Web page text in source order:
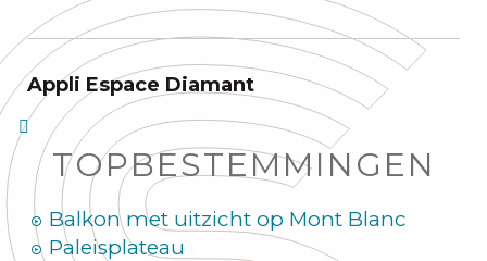
Appli Espace Diamant
TOPBESTEMMINGEN
Balkon met uitzicht op Mont Blanc
Paleisplateau